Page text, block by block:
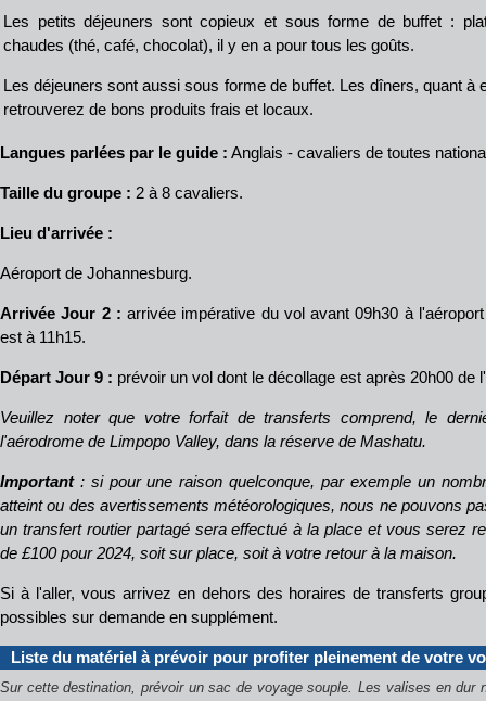
Les petits déjeuners sont copieux et sous forme de buffet :
chaudes (thé, café, chocolat), il y en a pour tous les goûts.
Les déjeuners sont aussi sous forme de buffet. Les dîners, quant à
retrouverez de bons produits frais et locaux.
Langues parlées par le guide : Anglais - cavaliers de toutes
Taille du groupe : 2 à 8 cavaliers.
Lieu d'arrivée :
Aéroport de Johannesburg.
Arrivée Jour 2 :arrivée impérative du vol avant 09h30 à
est à 11h15.
Départ Jour 9 : prévoir un vol dont le décollage est après 20h00 de
Veuillez noter que votre forfait de transferts comprend, le
l'aérodrome de Limpopo Valley, dans la réserve de Mashatu.
Important: si pour une raison quelconque, par exemple un
atteint ou des avertissements météorologiques, nous ne pouvons
un transfert routier partagé sera effectué à la place et vous serez
de £100 pour 2024, soit sur place, soit à votre retour à la maison.
Si à l'aller, vous arrivez en dehors des horaires de transferts
possibles sur demande en supplément.
Liste du matériel à prévoir pour profiter pleinement de votre
Sur cette destination, prévoir un sac de voyage souple. Les valises en dur